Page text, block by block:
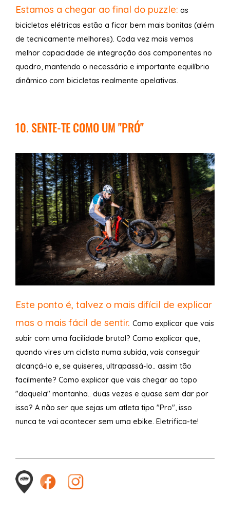
Estamos a chegar ao final do puzzle: as
bicicletas elétricas estão a ficar bem mais bonitas (além
de tecnicamente melhores). Cada vez mais vemos
melhor capacidade de integração dos componentes no
quadro, mantendo o necessário e importante equilíbrio
dinâmico com bicicletas realmente apelativas.
10. SENTE-TE COMO UM "PRÓ"
Este ponto é, talvez o mais difícil de explicar
mas o mais fácil de sentir. Como explicar que vais
subir com uma facilidade brutal? Como explicar que,
quando vires um ciclista numa subida, vais conseguir
alcançá-lo e, se quiseres, ultrapassá-lo.. assim tão
facilmente? Como explicar que vais chegar ao topo
"daquela" montanha.. duas vezes e quase sem dar por
isso? A não ser que sejas um atleta tipo "Pro", isso
nunca te vai acontecer sem uma ebike. Eletrifica-te!